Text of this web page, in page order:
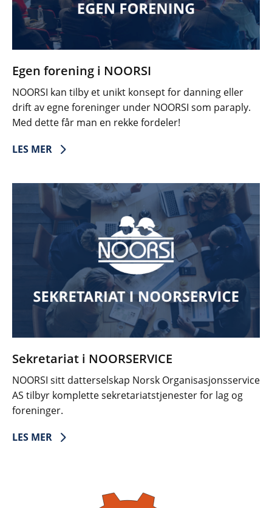
Egen forening i NOORSI
NOORSI kan tilby et unikt konsept for danning eller
drift av egne foreninger under NOORSI som paraply.
Med dette får man en rekke fordeler!
LES MER
Sekretariat i NOORSERVICE
NOORSI sitt datterselskap Norsk Organisasjonsservice
AS tilbyr komplette sekretariatstjenester for lag og
foreninger.
LES MER